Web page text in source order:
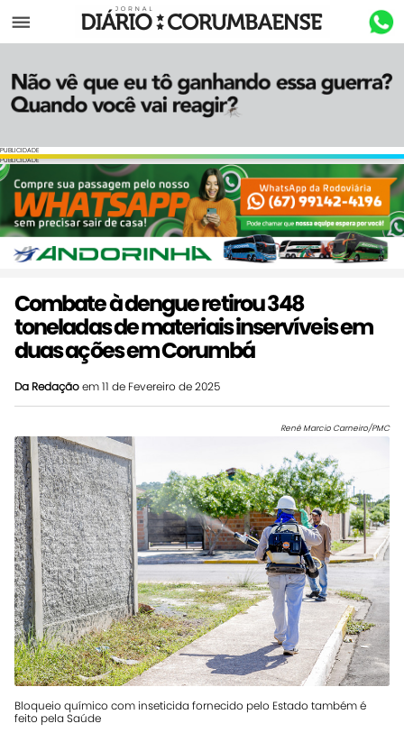
Menu
PUBLICIDADE
PUBLICIDADE
Combate à dengue retirou 348
toneladas de materiais inservíveis em
duas ações em Corumbá
Da Redaçãoem 11 de Fevereiro de 2025
Renê Marcio Carneiro/PMC
Bloqueio químico com inseticida fornecido pelo Estado também é
feito pela Saúde